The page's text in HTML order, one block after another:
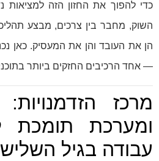
כדי להפוך את החזון הזה למציאות
השוק, מחבר בין צרכים, מבצע
הן את העובד והן את המעסיק. כאן
— אחד הרכיבים החזקים ביותר
מרכז
ומערכת
עבודה בגיל